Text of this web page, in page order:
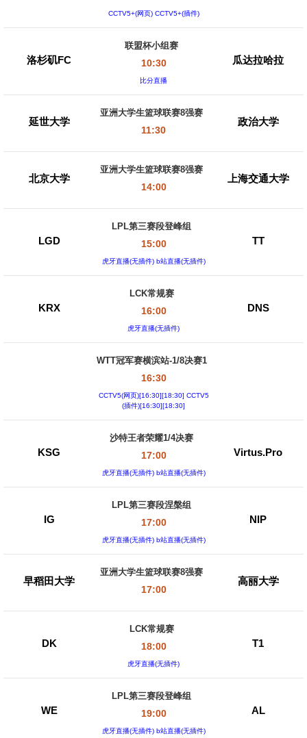
CCTV5+(网页) CCTV5+(插件)
洛杉矶FC
联盟杯小组赛
10:30
比分直播
瓜达拉哈拉
延世大学
亚洲大学生篮球联赛8强赛
11:30
政治大学
北京大学
亚洲大学生篮球联赛8强赛
14:00
上海交通大学
LGD
LPL第三赛段登峰组
15:00
虎牙直播(无插件) b站直播(无插件)
TT
KRX
LCK常规赛
16:00
虎牙直播(无插件)
DNS
WTT冠军赛横滨站-1/8决赛1
16:30
CCTV5(网页)[16:30][18:30] CCTV5
(插件)[16:30][18:30]
KSG
沙特王者荣耀1/4决赛
17:00
虎牙直播(无插件) b站直播(无插件)
Virtus.Pro
IG
LPL第三赛段涅槃组
17:00
虎牙直播(无插件) b站直播(无插件)
NIP
早稻田大学
亚洲大学生篮球联赛8强赛
17:00
高丽大学
DK
LCK常规赛
18:00
虎牙直播(无插件)
T1
WE
LPL第三赛段登峰组
19:00
虎牙直播(无插件) b站直播(无插件)
AL